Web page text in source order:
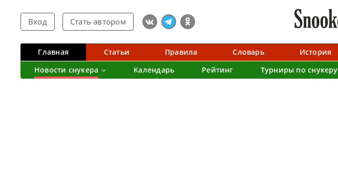
Вход Стать автором
Главная Статьи Правила Словарь История
Новости снукера
Календарь Рейтинг Турниры по снукеру